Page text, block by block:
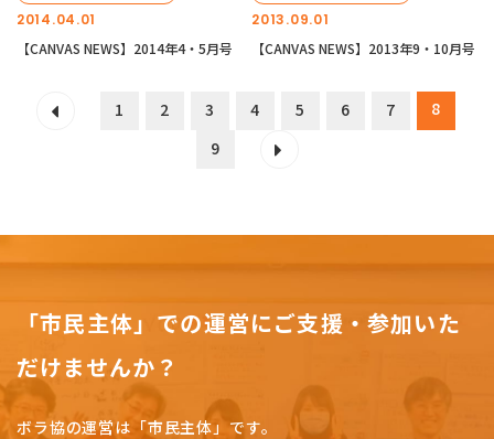
2014.04.01
【CANVAS NEWS】2014年4・5月号
2013.09.01
【CANVAS NEWS】2013年9・10月号
1 2 3 4 5 6 7
8
9
「市民主体」での運営にご支援・参加いた
だけませんか？
ボラ協の運営は「市民主体」です。